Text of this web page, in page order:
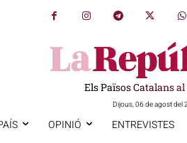
Els Països Catalans
Dijous, 06 de agost del
OPINIÓ ENTREVISTES